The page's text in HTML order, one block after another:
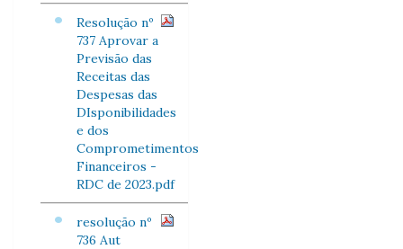
Resolução nº
737 Aprovar a
Previsão das
Receitas das
Despesas das
DIsponibilidades
e dos
Comprometimentos
Financeiros -
RDC de 2023.pdf
resolução nº
736 Aut